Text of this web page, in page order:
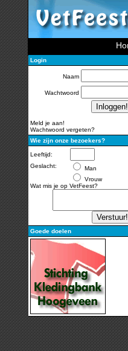
Login
Naam
Wachtwoord
Meld je aan!
Wachtwoord vergeten?
Wie zijn onze bezoekers?
Leeftijd:
Geslacht:
Man
Vrouw
Wat mis je op VetFeest?
Goede doelen